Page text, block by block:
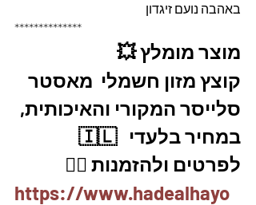
באהבה נועם זיגדון
**************
מוצר מומלץ 💥
קוצץ מזון חשמלי  מאסטר
סלייסר המקורי והאיכותית,
במחיר בלעדי   🇮🇱
לפרטים ולהזמנות 👇🏼
https://www.hadealhayo